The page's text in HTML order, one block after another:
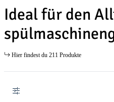
Ideal für den
Hier findest du 211 Produkte